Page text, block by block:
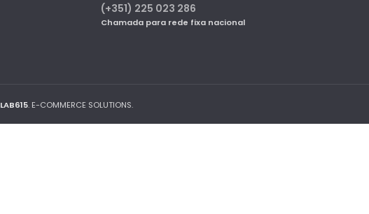
(+351) 225 023 286
Chamada para rede fixa nacional
LAB615. E-COMMERCE SOLUTIONS.